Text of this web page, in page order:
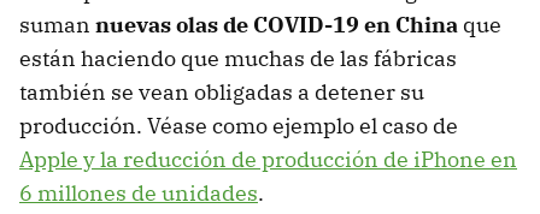
suman nuevas olas de COVID-19 en China que
están haciendo que muchas de las fábricas
también se vean obligadas a detener su
producción. Véase como ejemplo el caso de
Apple y la reducción de producción de iPhone en
6 millones de unidades.